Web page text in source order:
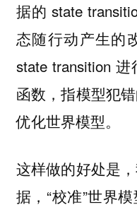
据的 state
态随行动产生的
state transition
函数，指模型犯
优化世界模型。
这样做的好处是
据，“校准”世界